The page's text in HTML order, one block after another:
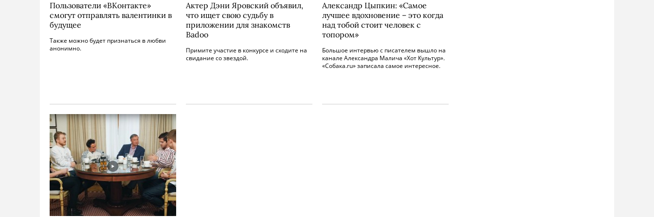
Пользователи «ВКонтакте»
смогут отправлять валентинки в
будущее
Также можно будет признаться в любви
анонимно.
Актер Дэни Яровский объявил,
что ищет свою судьбу в
приложении для знакомств
Badoo
Примите участие в конкурсе и сходите на
свидание со звездой.
Александр Цыпкин: «Самое
лучшее вдохновение – это когда
над тобой стоит человек с
топором»
Большое интервью с писателем вышло на
канале Александра Малича «Хот Культур».
«Собака.ru» записала самое интересное.